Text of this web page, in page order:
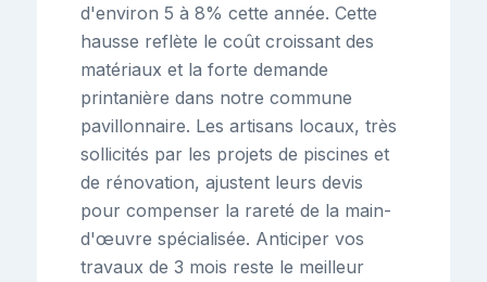
d'environ 5 à 8% cette année. Cette
hausse reflète le coût croissant des
matériaux et la forte demande
printanière dans notre commune
pavillonnaire. Les artisans locaux, très
sollicités par les projets de piscines et
de rénovation, ajustent leurs devis
pour compenser la rareté de la main-
d'œuvre spécialisée. Anticiper vos
travaux de 3 mois reste le meilleur